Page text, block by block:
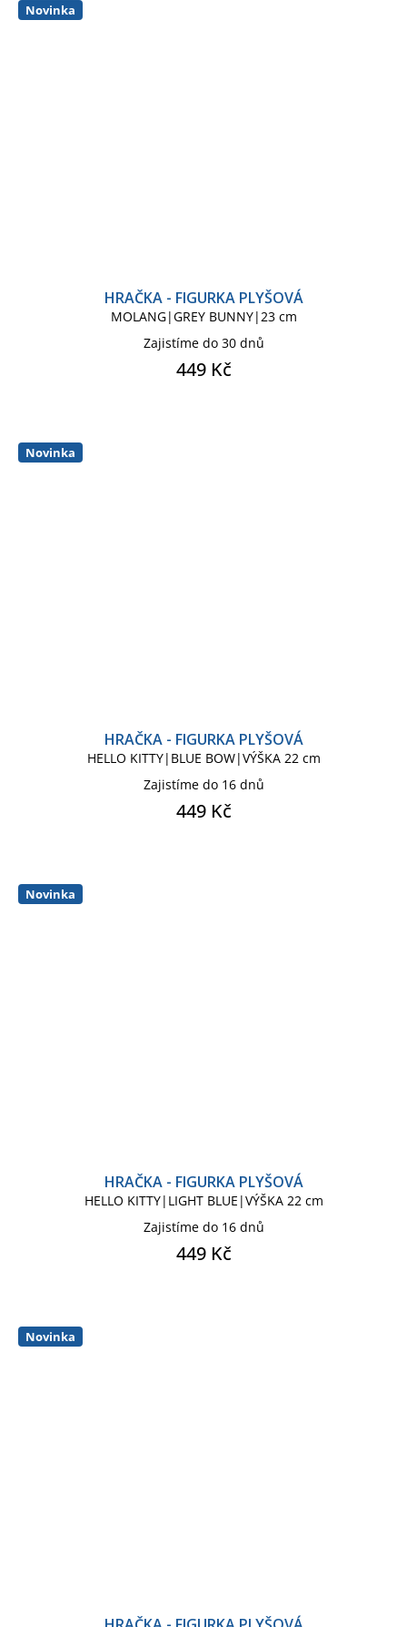
Novinka
HRAČKA - FIGURKA PLYŠOVÁ
MOLANG|GREY BUNNY|23 cm
Zajistíme do 30 dnů
449 Kč
Novinka
HRAČKA - FIGURKA PLYŠOVÁ
HELLO KITTY|BLUE BOW|VÝŠKA 22 cm
Zajistíme do 16 dnů
449 Kč
Novinka
HRAČKA - FIGURKA PLYŠOVÁ
HELLO KITTY|LIGHT BLUE|VÝŠKA 22 cm
Zajistíme do 16 dnů
449 Kč
Novinka